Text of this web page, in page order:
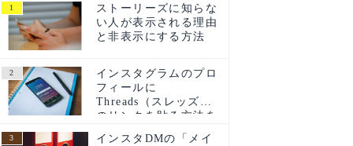
ストーリーズに知らな
い人が表示される理由
と非表示にする方法
インスタグラムのプロ
フィールに
Threads（スレッズ）
のリンクを貼る方法を
インスタDMの「メイ